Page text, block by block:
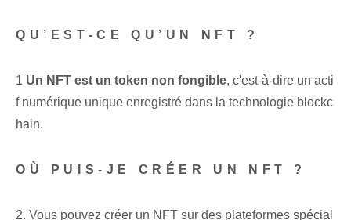
QU’EST-CE QU’UN NFT ?
1 Un NFT est un token non fongible, ⁢c'est-à-dire un acti
f numérique unique enregistré dans la technologie blockc
hain.
OÙ PUIS-JE CRÉER UN NFT ?
2.‌ Vous pouvez créer un NFT sur des plateformes‌ spécial